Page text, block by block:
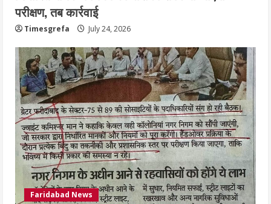
परीक्षण, तब कार्रवाई
Timesgrefa July 24, 2026
Faridabad News